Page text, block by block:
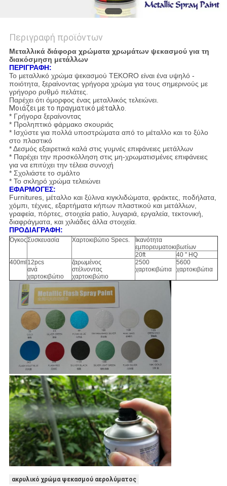
Περιγραφή προϊόντων
Μεταλλικά διάφορα χρώματα χρωμάτων ψεκασμού για τη
διακόσμηση μετάλλων
ΠΕΡΙΓΡΑΦΗ:
Το μεταλλικό χρώμα ψεκασμού TEKORO είναι ένα υψηλό -
ποιότητα, ξεραίνοντας γρήγορα χρώμα για τους σημερινούς με
γρήγορο ρυθμό πελάτες.
Παρέχει ότι όμορφος ένας μεταλλικός τελειώνει.
Μοιάζει με το πραγματικό μέταλλο.
* Γρήγορα ξεραίνοντας
* Προληπτικό φάρμακο σκουριάς
* Ισχύστε για πολλά υποστρώματα από το μέταλλο και το ξύλο
στο πλαστικό
* Δεσμός εξαιρετικά καλά στις γυμνές επιφάνειες μετάλλων
* Παρέχει την προσκόλληση στις μη-χρωματισμένες επιφάνειες
για να επιτύχει την τέλεια συνοχή
* Σχολιάστε το σμάλτο
* Το σκληρό χρώμα τελειώνει
ΕΦΑΡΜΟΓΕΣ:
Furnitures, μέταλλο και ξύλινα κιγκλιδώματα, φράκτες, ποδήλατα,
χόμπι, τέχνες, εξαρτήματα κήπων πλαστικού και μετάλλων,
γραφεία, πόρτες, στοιχεία patio, λυγαριά, εργαλεία, τεκτονική,
διαφράγματα, και χιλιάδες άλλα στοιχεία.
ΠΡΟΔΙΑΓΡΑΦΗ:
ΌγκοςΣυσκευασία Χαρτοκιβώτιο Specs.
Ικανότητα
εμπορευματοκιβωτίων
20ft
40 " HQ
400ml 12pcs
ανά
χαρτοκιβώτιο
ζαρωμένος
στέλνοντας
χαρτοκιβώτιο
2500
χαρτοκιβώτια
5600
χαρτοκιβώτια
ακρυλικό χρώμα ψεκασμού αερολύματος